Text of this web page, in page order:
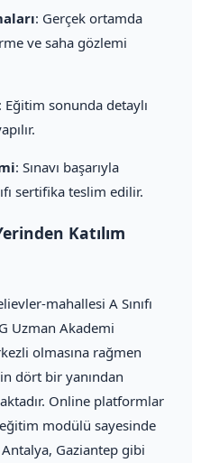
: Gerçek ortamda
ve saha gözlemi
: Eğitim sonunda detaylı
: Sınavı başarıyla
sertifika teslim edilir.
Katılım
mahallesi A Sınıfı
Uzman Akademi
olmasına rağmen
dört bir yanından
Online platformlar
modülü sayesinde
Gaziantep gibi